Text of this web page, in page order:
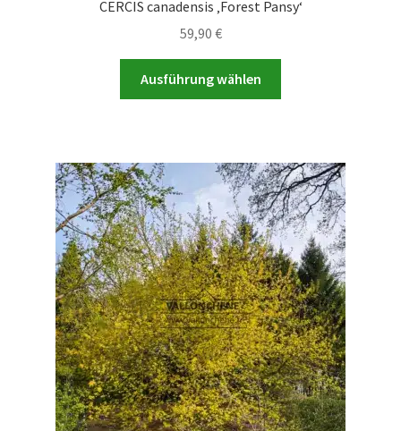
CERCIS canadensis ‚Forest Pansy‘
59,90 €
Ausführung wählen
Varianten
auf.
Die
Optionen
können
auf
der
Produktseite
gewählt
werden